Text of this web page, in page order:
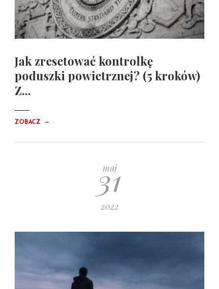
Jak zresetować kontrolkę
poduszki powietrznej? (5 kroków)
Z...
ZOBACZ →
maj
31
2022